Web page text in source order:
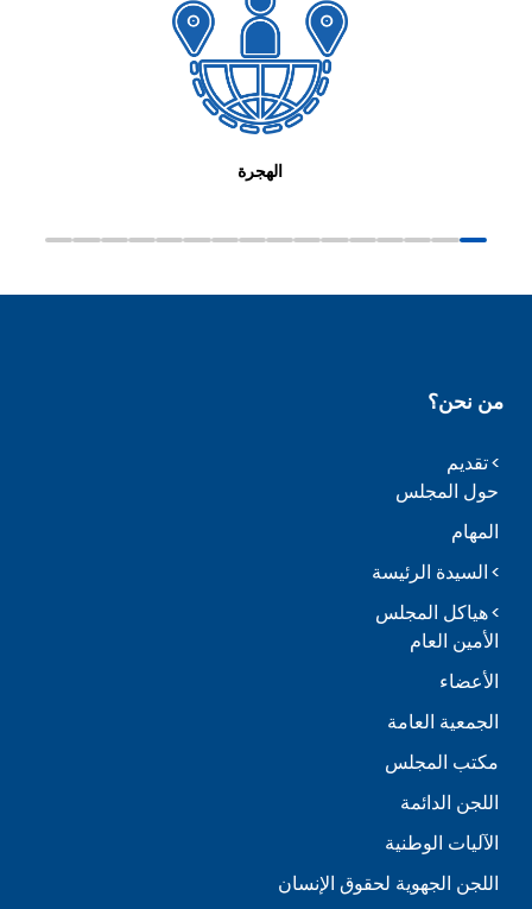
الهجرة
من نحن؟
تقديم
حول المجلس
المهام
السيدة الرئيسة
هياكل المجلس
الأمين العام
الأعضاء
الجمعية العامة
مكتب المجلس
اللجن الدائمة
الآليات الوطنية
اللجن الجهوية لحقوق الإنسان